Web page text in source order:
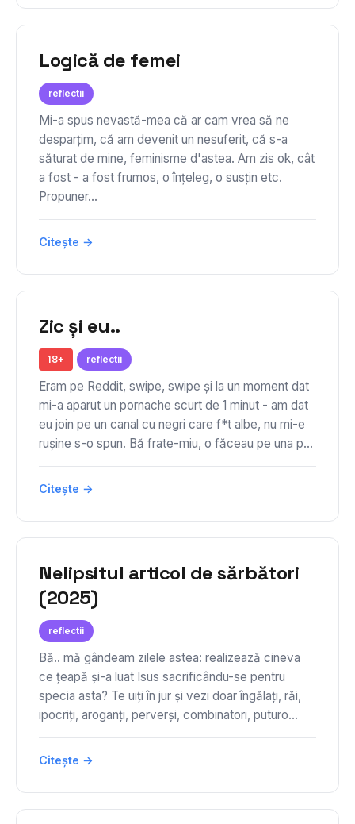
Logică de femei
reflectii
Mi-a spus nevastă-mea că ar cam vrea să ne
desparțim, că am devenit un nesuferit, că s-a
săturat de mine, feminisme d'astea. Am zis ok, cât
a fost - a fost frumos, o înțeleg, o susțin etc.
Propuner...
Citește →
Zic și eu..
18+ reflectii
Eram pe Reddit, swipe, swipe și la un moment dat
mi-a aparut un pornache scurt de 1 minut - am dat
eu join pe un canal cu negri care f*t albe, nu mi-e
rușine s-o spun. Bă frate-miu, o făceau pe una p...
Citește →
Nelipsitul articol de sărbători
(2025)
reflectii
Bă.. mă gândeam zilele astea: realizează cineva
ce țeapă și-a luat Isus sacrificându-se pentru
specia asta? Te uiți în jur și vezi doar îngălați, răi,
ipocriți, aroganți, perverși, combinatori, puturo...
Citește →